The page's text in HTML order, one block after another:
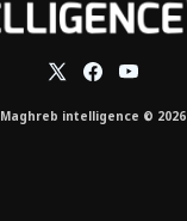
Maghreb intelligence © 2026